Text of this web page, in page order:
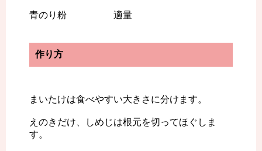
青のり粉 適量
作り方
まいたけは食べやすい大きさに分けます。
えのきだけ、しめじは根元を切ってほぐしま
す。